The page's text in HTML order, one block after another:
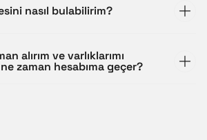
nasıl bulabilirim?
alırım ve varlıklarımı
zaman hesabıma geçer?